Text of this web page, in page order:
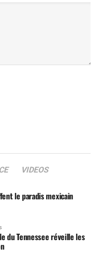
VIDEOS
le paradis mexicain
du Tennessee réveille les